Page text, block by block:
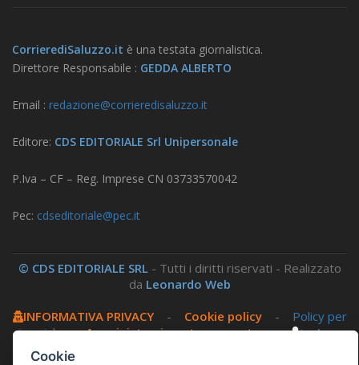
CorrierediSaluzzo.it è una testata giornalistica.
Direttore Responsabile : GEDDA ALBERTO
Email : redazione@corrieredisaluzzo.it
Editore: CDS EDITORIALE Srl Unipersonale
P.Iva – CF – Reg. Imprese CN 03733570042
Pec: cdseditoriale@pec.it
© CDS EDITORIALE SRL - Tutti i diritti riservati - Realizzato
da Leonardo Web
INFORMATIVA PRIVACY- Cookie policy- Policy per
i social-Amministrazione trasparente-
Area
Cookie